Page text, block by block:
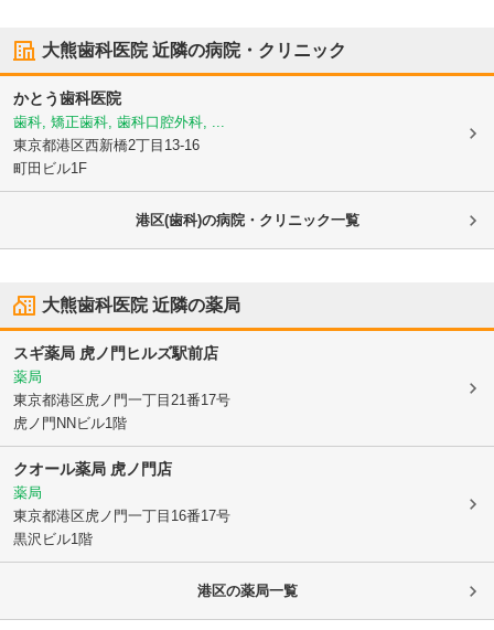
大熊歯科医院近隣の病院・クリニック
かとう歯科医院
歯科, 矯正歯科, 歯科口腔外科, ...
東京都港区西新橋2丁目13-16
町田ビル1F
港区(歯科)の病院・クリニック一覧
大熊歯科医院近隣の薬局
スギ薬局 虎ノ門ヒルズ駅前店
薬局
東京都港区虎ノ門一丁目21番17号
虎ノ門NNビル1階
クオール薬局 虎ノ門店
薬局
東京都港区虎ノ門一丁目16番17号
黒沢ビル1階
港区の薬局一覧